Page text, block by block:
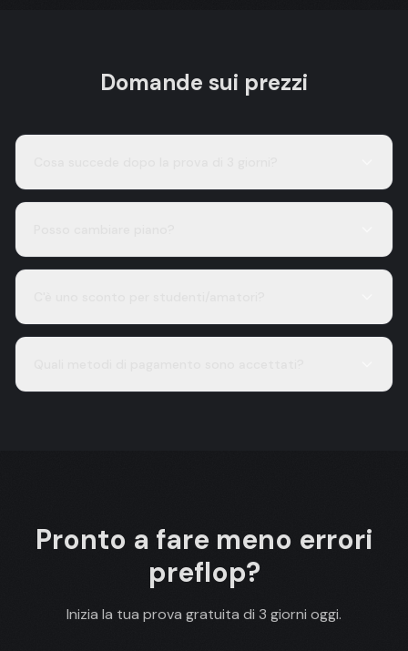
Domande sui prezzi
Pronto a fare meno errori
preflop?
Inizia la tua prova gratuita di 3 giorni oggi.